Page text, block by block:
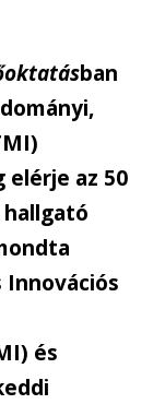
ban
elérje az 50
Innovációs
és